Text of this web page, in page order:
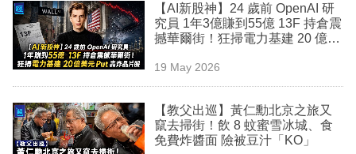
【AI新股神】24 歲前 OpenAI 研
究員 1年3億賺到55億 13F 持倉震
撼華爾街！狂掃電力基建 20 億美
19 May 2026
【教父出巡】黃仁勳北京之旅又
竄去掃街！飲 8 蚊蜜雪冰城、食
免費炸醬面 險被豆汁「KO」